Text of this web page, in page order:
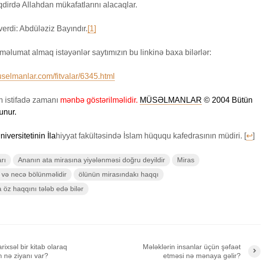
Allahdan mükafatlarını alacaqlar.
Abdüləziz Bayındır.[1]
almaq istəyənlər saytımızın bu linkinə baxa bilərlər:
fitvalar/6345.html
istifadə zamanı mənbə göstərilməlidir. MÜSƏLMANLAR © 2004 Bütün
İlahiyyat fakültəsində İslam hüququ kafedrasının müdiri. [↩]
Ananın ata mirasına yiyələnməsi doğru deyildir
Miras
necə bölünməlidir
ölünün mirasındakı haqqı
haqqını tələb edə bilər
bir kitab olaraq
nə ziyanı var?
Mələklərin insanlar üçün şəfaət
etməsi nə mənaya gəlir?